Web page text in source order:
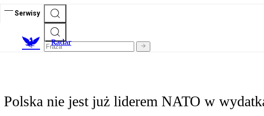
Serwisy
Radar
Polska nie jest już liderem NATO w